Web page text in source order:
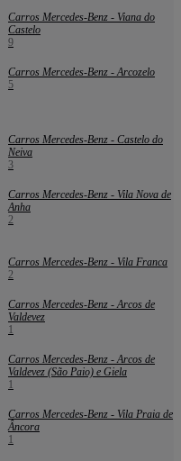
Carros Mercedes-Benz - Viana do
Castelo
9
Carros Mercedes-Benz - Arcozelo
5
Carros Mercedes-Benz - Castelo do
Neiva
3
Carros Mercedes-Benz - Vila Nova de
Anha
2
Carros Mercedes-Benz - Vila Franca
2
Carros Mercedes-Benz - Arcos de
Valdevez
1
Carros Mercedes-Benz - Arcos de
Valdevez (São Paio) e Giela
1
Carros Mercedes-Benz - Vila Praia de
Âncora
1